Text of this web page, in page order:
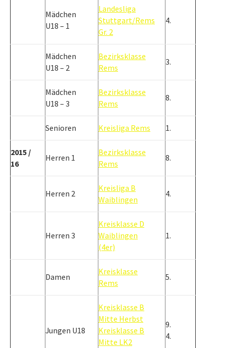
Mädchen
U18 – 1
Landesliga
Stuttgart/Rems
Gr. 2
4.
Mädchen
U18 – 2
Bezirksklasse
Rems
3.
Mädchen
U18 – 3
Bezirksklasse
Rems
8.
Senioren Kreisliga Rems 1.
2015 /
16
Herren 1
Bezirksklasse
Rems
8.
Herren 2
Kreisliga B
Waiblingen
4.
Herren 3
Kreisklasse D
Waiblingen
(4er)
1.
Damen
Kreisklasse
Rems
5.
Jungen U18
Kreisklasse B
Mitte Herbst
Kreisklasse B
Mitte LK2
9.
4.